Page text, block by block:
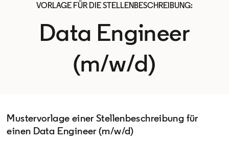
VORLAGE FÜR DIE STELLENBESCHREIBUNG:
Data Engineer
(m/w/d)
Mustervorlage einer Stellenbeschreibung für
einen Data Engineer (m/w/d)